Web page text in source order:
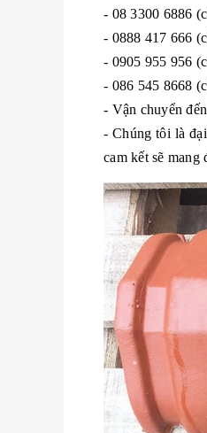
- 08 3300 6886
- 0888 417 666
- 0905 955 956
- 086 545 8668
- Vận chuyển
- Chúng tôi là
cam kết sẽ